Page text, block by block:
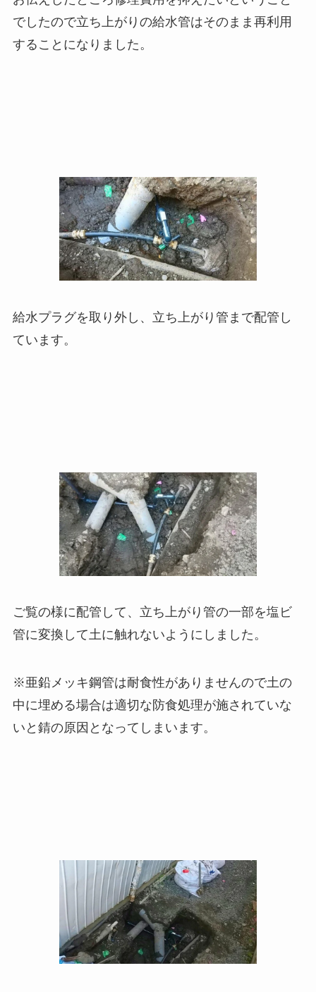
でしたので立ち上がりの給水管はそのまま再利用
することになりました。
給水プラグを取り外し、立ち上がり管まで配管し
ています。
ご覧の様に配管して、立ち上がり管の一部を塩ビ
管に変換して土に触れないようにしました。
※亜鉛メッキ鋼管は耐食性がありませんので土の
中に埋める場合は適切な防食処理が施されていな
いと錆の原因となってしまいます。